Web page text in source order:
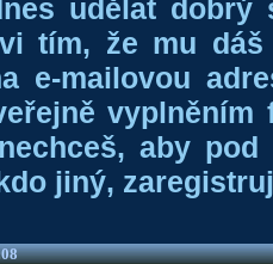
udělat dobrý
tím, že mu
e-mailovou
aby
jiný,